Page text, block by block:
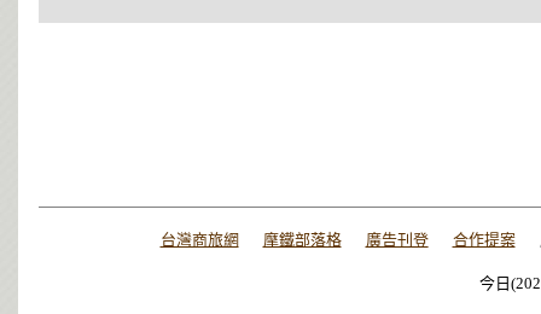
台灣商旅網 摩鐵部落格 廣告刊登 合作提案
今日